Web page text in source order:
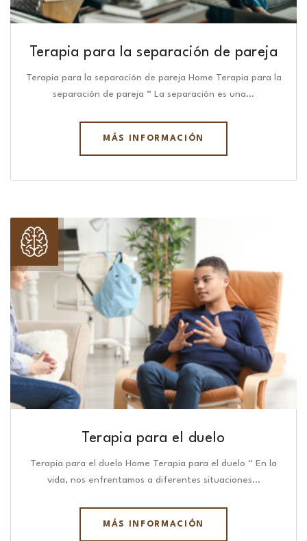
Terapia para la separación de pareja
Terapia para la separación de pareja Home Terapia para la
separación de pareja “ La separación es una…
MÁS INFORMACIÓN
Terapia para el duelo
Terapia para el duelo Home Terapia para el duelo “ En la
vida, nos enfrentamos a diferentes situaciones…
MÁS INFORMACIÓN